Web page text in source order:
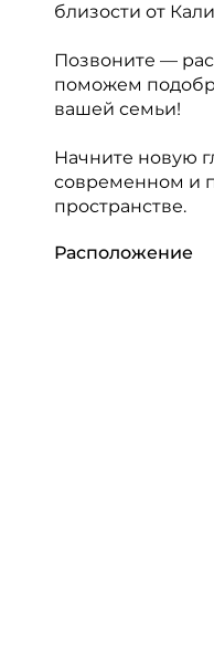
близости от
Позвоните —
поможем
вашей семьи!
Начните новую
современном и
пространстве.
Расположение